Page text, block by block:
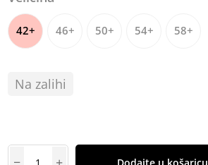
42+ 46+ 50+ 54+ 58+
Na zalihi
Dodajte u košaricu